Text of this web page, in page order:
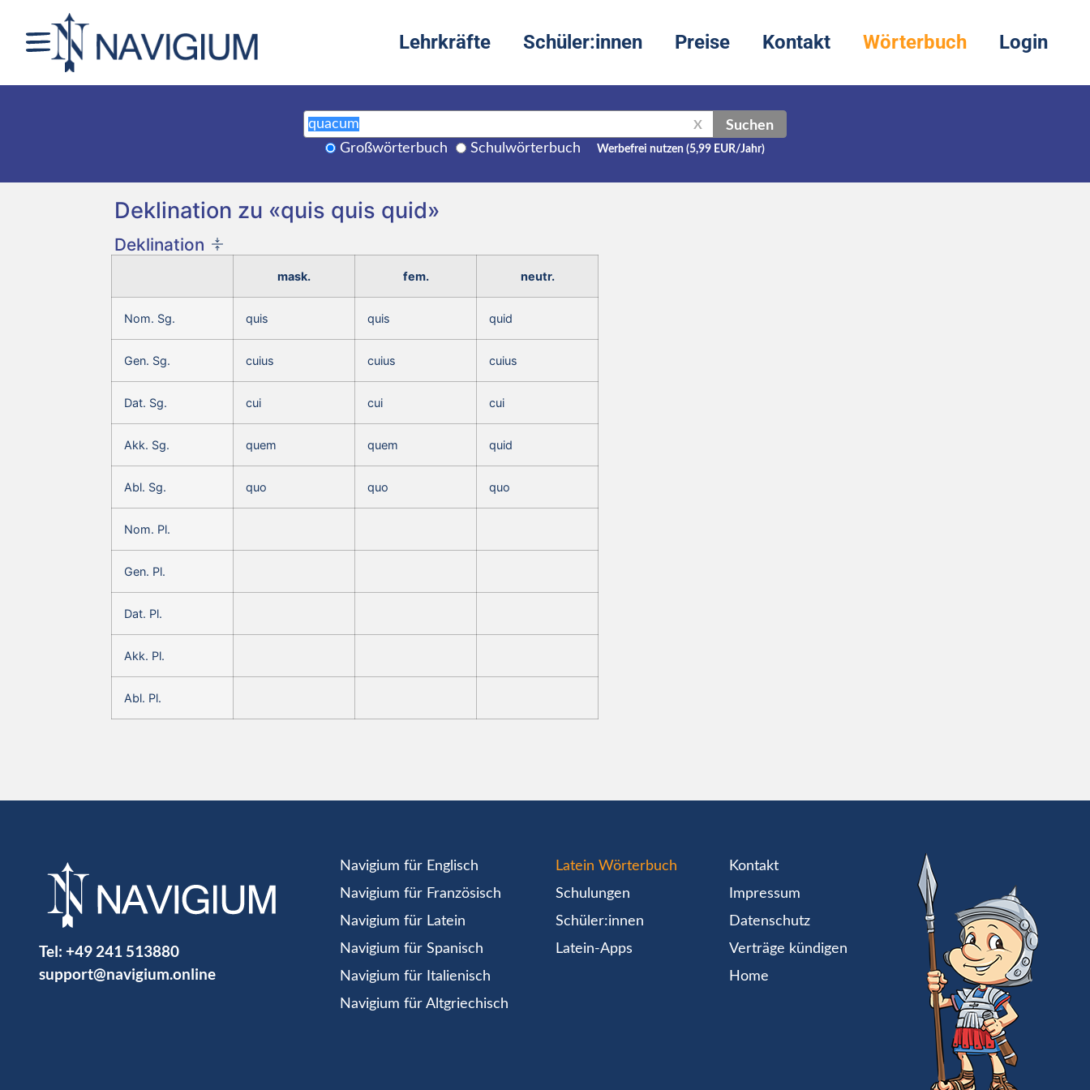
Lehrkräfte Schüler:innen Preise Kontakt Wörterbuch Login
X Suchen
Großwörterbuch Schulwörterbuch Werbefrei nutzen (5,99 EUR/Jahr)
Deklination zu «quis quis quid»
Deklination
mask. fem. neutr.
Nom. Sg. quis quis quid
Gen. Sg. cuius cuius cuius
Dat. Sg. cui cui cui
Akk. Sg. quem quem quid
Abl. Sg. quo quo quo
Nom. Pl.
Gen. Pl.
Dat. Pl.
Akk. Pl.
Abl. Pl.
Tel: +49 241 513880
support@navigium.online
Navigium für Englisch
Navigium für Französisch
Navigium für Latein
Navigium für Spanisch
Navigium für Italienisch
Navigium für Altgriechisch
Latein Wörterbuch
Schulungen
Schüler:innen
Latein-Apps
Kontakt
Impressum
Datenschutz
Verträge kündigen
Home